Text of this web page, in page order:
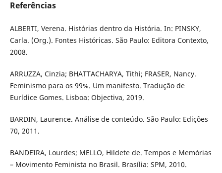
Referências
ALBERTI, Verena. Histórias dentro da História. In: PINSKY,
Carla. (Org.). Fontes Históricas. São Paulo: Editora Contexto,
2008.
ARRUZZA, Cinzia; BHATTACHARYA, Tithi; FRASER, Nancy.
Feminismo para os 99%. Um manifesto. Tradução de
Eurídice Gomes. Lisboa: Objectiva, 2019.
BARDIN, Laurence. Análise de conteúdo. São Paulo: Edições
70, 2011.
BANDEIRA, Lourdes; MELLO, Hildete de. Tempos e Memórias
– Movimento Feminista no Brasil. Brasília: SPM, 2010.